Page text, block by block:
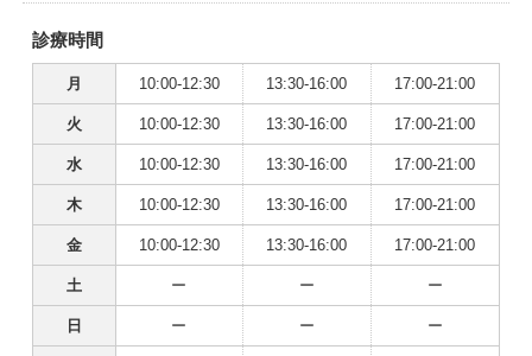
診療時間
月 10:00-12:30 13:30-16:00 17:00-21:00
火 10:00-12:30 13:30-16:00 17:00-21:00
水 10:00-12:30 13:30-16:00 17:00-21:00
木 10:00-12:30 13:30-16:00 17:00-21:00
金 10:00-12:30 13:30-16:00 17:00-21:00
土 ー ー ー
日 ー ー ー